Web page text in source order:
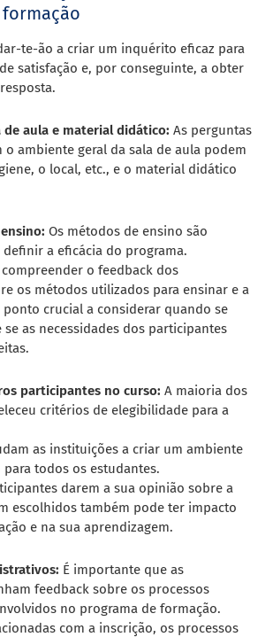
te-ão a criar um inquérito eficaz para
satisfação e, por conseguinte, a obter
de aula e material didático: As perguntas
o ambiente geral da sala de aula podem
o local, etc., e o material didático
Os métodos de ensino são
a eficácia do programa.
o feedback dos
os métodos utilizados para ensinar e a
ponto crucial a considerar quando se
se as necessidades dos participantes
participantes no curso: A maioria dos
critérios de elegibilidade para a
as instituições a criar um ambiente
todos os estudantes.
darem a sua opinião sobre a
escolhidos também pode ter impacto
e na sua aprendizagem.
É importante que as
feedback sobre os processos
no programa de formação.
com a inscrição, os processos